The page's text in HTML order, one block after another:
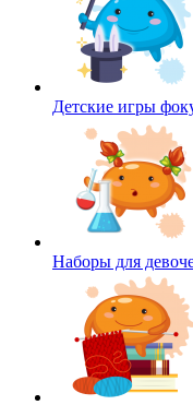
Детские игры
Наборы для